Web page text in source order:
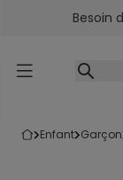
Accéder auBesoin
enfant garçon